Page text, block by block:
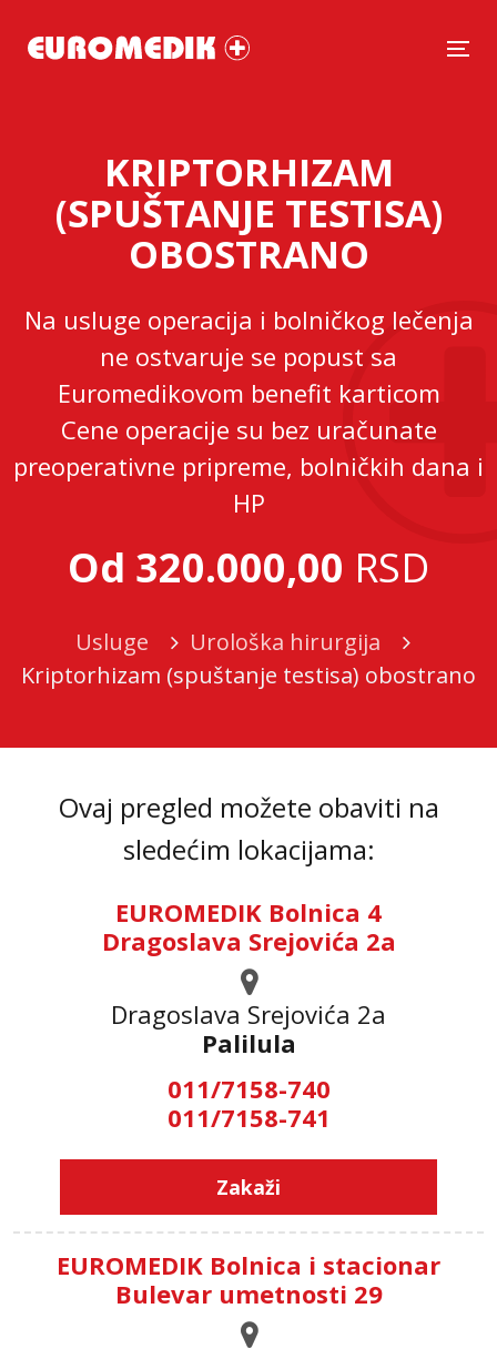
KRIPTORHIZAM
(SPUŠTANJE TESTISA)
OBOSTRANO
Na usluge operacija i bolničkog lečenja
ne ostvaruje se popust sa
Euromedikovom benefit karticom
Cene operacije su bez uračunate
preoperativne pripreme, bolničkih dana i
HP
Od 320.000,00 RSD
Usluge
Urološka hirurgija
Kriptorhizam (spuštanje testisa) obostrano
Ovaj pregled možete obaviti na
sledećim lokacijama:
EUROMEDIK Bolnica 4
Dragoslava Srejovića 2a
Dragoslava Srejovića 2а
Palilula
011/7158-740
011/7158-741
Zakaži
EUROMEDIK Bolnica i stacionar
Bulevar umetnosti 29